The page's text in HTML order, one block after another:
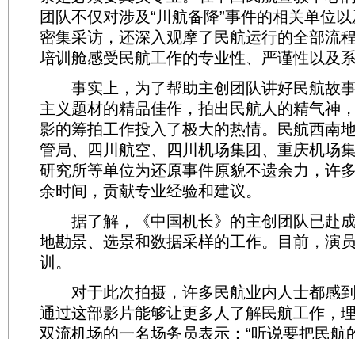
团队不仅对涉及“川航备降”事件的相关单位
密集采访，还深入观摩了民航运行的全部流
培训舱感受民航工作的专业性、严谨性以及
事实上，为了帮助主创团队讲好民航故
主义题材的精品佳作，拍出民航人的精气神
影的筹拍工作投入了极大的热情。民航西南
管局、四川航空、四川机场集团、重庆机场
研究所等单位为还原事件原貌不遗余力，许
余时间，贡献专业经验和建议。
据了解，《中国机长》的主创团队已赴
地勘景、选景和数据采样的工作。目前，演
训。
对于此次拍摄，许多民航业内人士都感
通过这部影片能够让更多人了解民航工作，
双流机场的一名场务员表示：“听说要把民航